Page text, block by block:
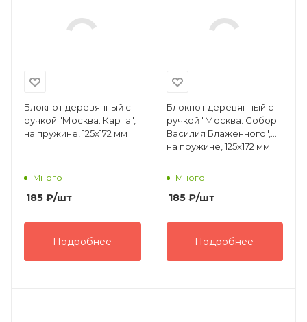
Блокнот деревянный с
ручкой "Москва. Карта",
на пружине, 125х172 мм
Много
185 ₽/шт
Подробнее
Блокнот деревянный с
ручкой "Москва. Собор
Василия Блаженного",
на пружине, 125х172 мм
Много
185₽/шт
Подробнее